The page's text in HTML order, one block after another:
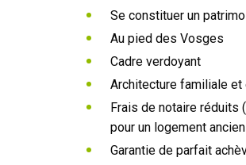
Se constituer un
Au pied des Vosges
Cadre verdoyant
Architecture familiale et
Frais de notaire réduits
pour un logement
Garantie de parfait